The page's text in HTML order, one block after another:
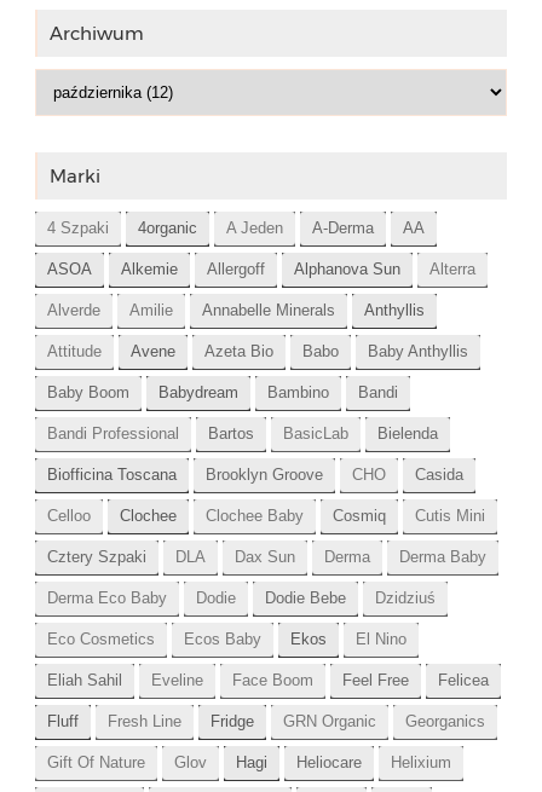
Archiwum
Marki
4 Szpaki 4organic A Jeden A-Derma AA
ASOA Alkemie Allergoff Alphanova Sun Alterra
Alverde Amilie Annabelle Minerals Anthyllis
Attitude Avene Azeta Bio Babo Baby Anthyllis
Baby Boom Babydream Bambino Bandi
Bandi Professional Bartos BasicLab Bielenda
Biofficina Toscana Brooklyn Groove CHO Casida
Celloo Clochee Clochee Baby Cosmiq Cutis Mini
Cztery Szpaki DLA Dax Sun Derma Derma Baby
Derma Eco Baby Dodie Dodie Bebe Dzidziuś
Eco Cosmetics Ecos Baby Ekos El Nino
Eliah Sahil Eveline Face Boom Feel Free Felicea
Fluff Fresh Line Fridge GRN Organic Georganics
Gift Of Nature Glov Hagi Heliocare Helixium